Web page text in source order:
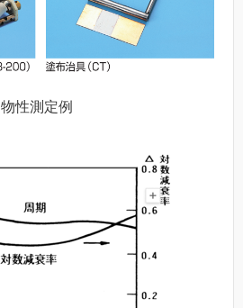
物性測定例